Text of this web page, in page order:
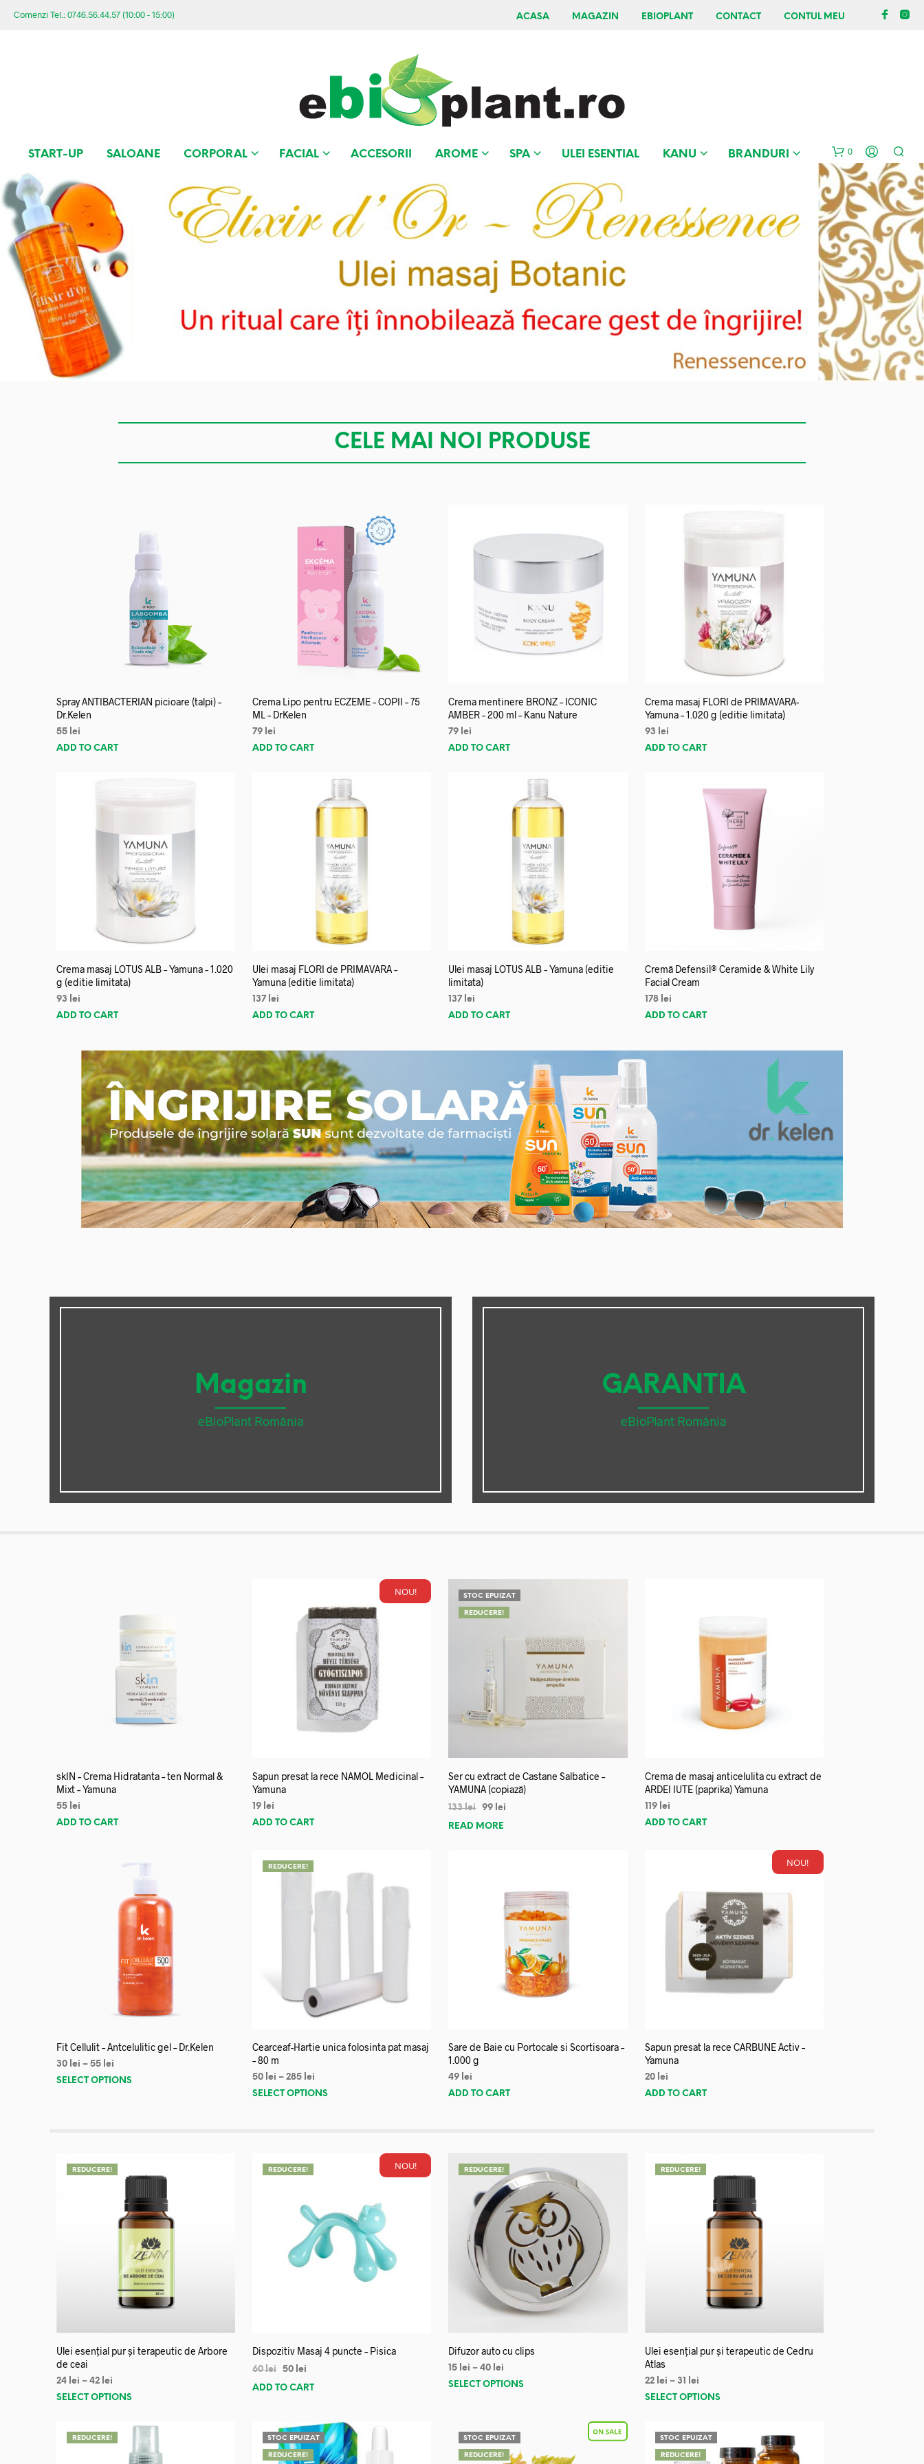
Comenzi Tel.: 0746.56.44.57 (10:00 - 15:00) ACASA MAGAZIN EBIOPLANT CONTACT CONTUL MEU
START-UP SALOANE CORPORAL FACIAL ACCESORII AROME SPA ULEI ESENTIAL KANU BRANDURI 0
CELE MAI NOI PRODUSE
Spray ANTIBACTERIAN picioare (talpi) –
Dr.Kelen
55 lei
ADD TO CART
Crema Lipo pentru ECZEME – COPII – 75
ML – DrKelen
79 lei
ADD TO CART
Crema mentinere BRONZ – ICONIC
AMBER – 200 ml – Kanu Nature
79 lei
ADD TO CART
Crema masaj FLORI de PRIMAVARA-
Yamuna – 1.020 g (editie limitata)
93
lei
ADD TO CART
Crema masaj LOTUS ALB – Yamuna – 1.020
g (editie limitata)
93
lei
ADD TO CART
Ulei masaj FLORI de PRIMAVARA –
Yamuna (editie limitata)
137 lei
ADD TO CART
Ulei masaj LOTUS ALB – Yamuna (editie
limitata)
137 lei
ADD TO CART
Cremă Defensil® Ceramide & White Lily
Facial Cream
178 lei
ADD TO CART
Magazin
eBioPlant România
GARANTIA
eBioPlant România
skIN – Crema Hidratanta – ten Normal &
Mixt – Yamuna
55 lei
ADD TO CART
NOU!
Sapun presat la rece NAMOL Medicinal –
Yamuna
19 lei
ADD TO CART
STOC EPUIZAT
REDUCERE!
Ser cu extract de Castane Salbatice –
YAMUNA (copiază)
133lei 99 lei
READ MORE
Crema de masaj anticelulita cu extract de
ARDEI IUTE (paprika) Yamuna
119 lei
ADD TO CART
Fit Cellulit – Antcelulitic gel – Dr.Kelen
30 lei – 55 lei
SELECT OPTIONS
REDUCERE!
Cearceaf-Hartie unica folosinta pat masaj
– 80 m
50 lei –285 lei
SELECT OPTIONS
Sare de Baie cu Portocale si Scortisoara –
1.000 g
49 lei
ADD TO CART
NOU!
Sapun presat la rece CARBUNE Activ –
Yamuna
20 lei
ADD TO CART
REDUCERE!
Ulei esențial pur și terapeutic de Arbore
de ceai
24 lei – 42 lei
SELECT OPTIONS
NOU!
REDUCERE!
Dispozitiv Masaj 4 puncte – Pisica
60lei 50 lei
ADD TO CART
REDUCERE!
Difuzor auto cu clips
15 lei –40 lei
SELECT OPTIONS
REDUCERE!
Ulei esențial pur și terapeutic de Cedru
Atlas
22 lei – 31
lei
SELECT OPTIONS
REDUCERE! STOC EPUIZAT
REDUCERE!
STOC EPUIZAT
REDUCERE!
STOC EPUIZAT
REDUCERE!